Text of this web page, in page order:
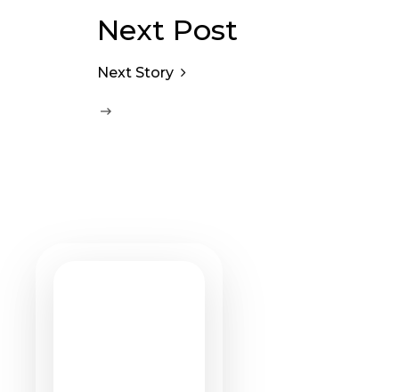
Next Post
Next Story